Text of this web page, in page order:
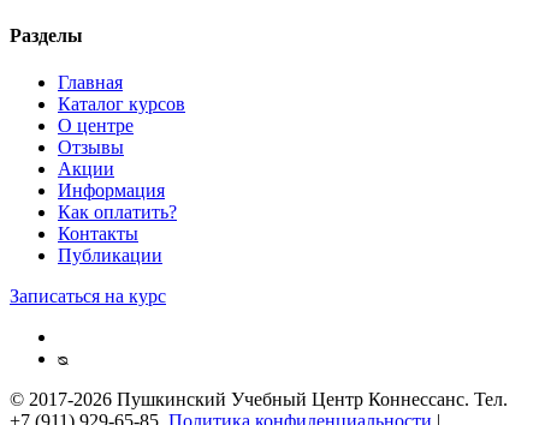
Разделы
Главная
Каталог курсов
О центре
Отзывы
Акции
Информация
Как оплатить?
Контакты
Публикации
Записаться на курс
ᴓ
© 2017-2026 Пушкинский Учебный Центр Коннессанс. Тел.